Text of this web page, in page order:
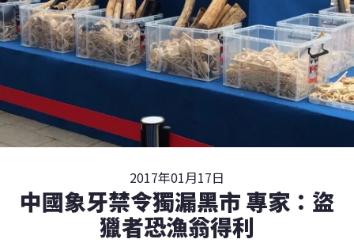
2017年01月17日
中國象牙禁令獨漏黑市 專家：盜
獵者恐漁翁得利